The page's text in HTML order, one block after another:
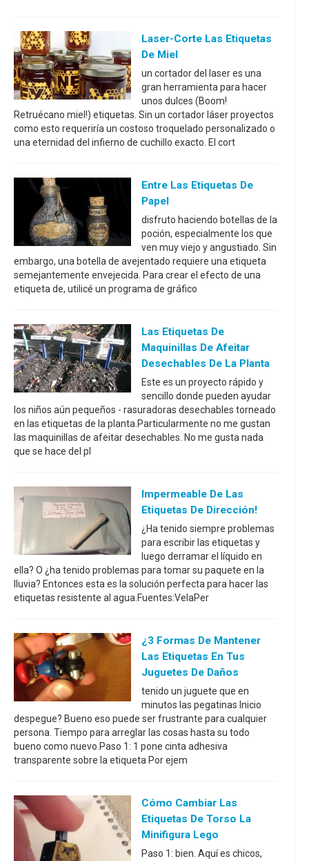
Laser-Corte Las Etiquetas
De Miel
un cortador del laser es una
gran herramienta para hacer
unos dulces (Boom!
Retruécano miel!) etiquetas. Sin un cortador láser proyectos
como esto requeriría un costoso troquelado personalizado o
una eternidad del infierno de cuchillo exacto. El cort
Entre Las Etiquetas De
Papel
disfruto haciendo botellas de la
poción, especialmente los que
ven muy viejo y angustiado. Sin
embargo, una botella de avejentado requiere una etiqueta
semejantemente envejecida. Para crear el efecto de una
etiqueta de, utilicé un programa de gráfico
Las Etiquetas De
Maquinillas De Afeitar
Desechables De La Planta
Este es un proyecto rápido y
sencillo donde pueden ayudar
los niños aún pequeños - rasuradoras desechables torneado
en las etiquetas de la planta.Particularmente no me gustan
las maquinillas de afeitar desechables. No me gusta nada
que se hace del pl
Impermeable De Las
Etiquetas De Dirección!
¿Ha tenido siempre problemas
para escribir las etiquetas y
luego derramar el líquido en
ella? O ¿ha tenido problemas para tomar su paquete en la
lluvia? Entonces esta es la solución perfecta para hacer las
etiquetas resistente al agua.Fuentes:VelaPer
¿3 Formas De Mantener
Las Etiquetas En Tus
Juguetes De Daños
tenido un juguete que en
minutos las pegatinas Inicio
despegue? Bueno eso puede ser frustrante para cualquier
persona. Tiempo para arreglar las cosas hasta su todo
bueno como nuevo.Paso 1: 1 pone cinta adhesiva
transparente sobre la etiqueta Por ejem
Cómo Cambiar Las
Etiquetas De Torso La
Minifigura Lego
Paso 1: bien. Aquí es chicos,